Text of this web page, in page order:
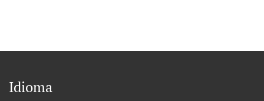
Idioma